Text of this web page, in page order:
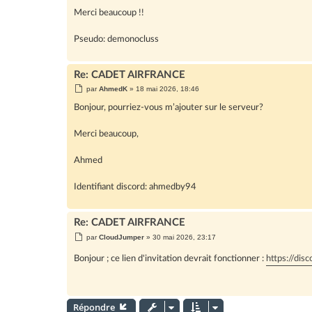
Merci beaucoup !!
Pseudo: demonocluss
Re: CADET AIRFRANCE
M
s
s
e
parAhmedK » 18 mai 2026, 18:46
Bonjour, pourriez-vous m’ajouter sur le serveur?
Merci beaucoup,
Ahmed
Identifiant discord: ahmedby94
Re: CADET AIRFRANCE
M
s
parCloudJumper »30 mai 2026, 23:17
Bonjour ; ce lien d'invitation devrait fonctionner : https://
Répondre